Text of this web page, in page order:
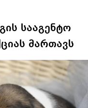
სააგენტო
მართავს